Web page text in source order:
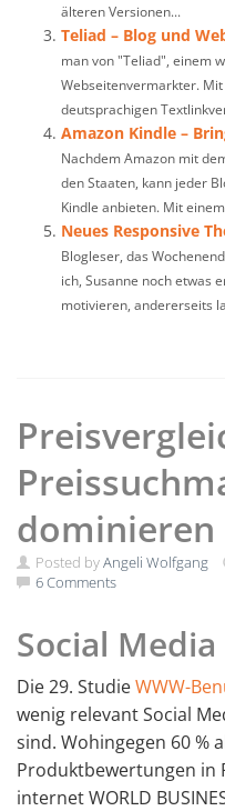
älteren Versionen...
Teliad – Blog und
man von "Teliad", einem
Webseitenvermarkter.
deutsprachigen
Amazon Kindle –
Nachdem Amazon mit
den Staaten, kann jeder
Kindle anbieten. Mit
Neues Responsive
Blogleser, das
ich, Susanne noch etwas
motivieren, andererseits
dominieren
Posted byAngeli Wolfgang
6 Comments
Social
Die 29. StudieWWW-
wenig relevant Social
sind. Wohingegen 60 %
Produktbewertungen in
internet WORLD